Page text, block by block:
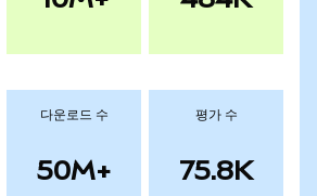
다운로드 수
50M+
평가 수
75.8K